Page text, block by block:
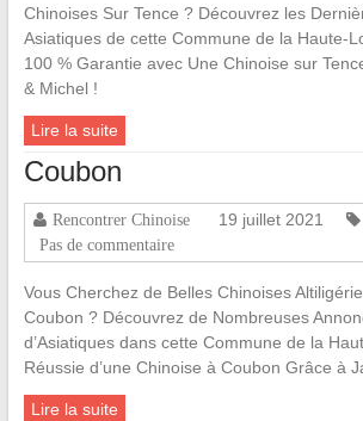
Chinoises Sur Tence ? Découvrez les
Asiatiques de cette Commune de la Haute-
100 % Garantie avec Une Chinoise sur
& Michel !
Lire la suite
Coubon
Rencontrer Chinoise 19 juillet 2021
Pas de commentaire
Vous Cherchez de Belles Chinoises
Coubon ? Découvrez de Nombreuses
d’Asiatiques dans cette Commune de la
Réussie d’une Chinoise à Coubon Grâce à
Lire la suite